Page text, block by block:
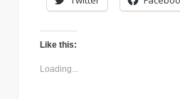
Like this:
Loading...